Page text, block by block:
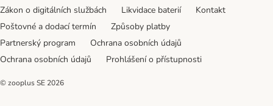
Zákon o digitálních službách
Likvidace baterií
Kontakt
Poštovné a dodací termín
Způsoby platby
Partnerský program
Ochrana osobních údajů
Ochrana osobních údajů
Prohlášení o přístupnosti
© zooplus SE 2026